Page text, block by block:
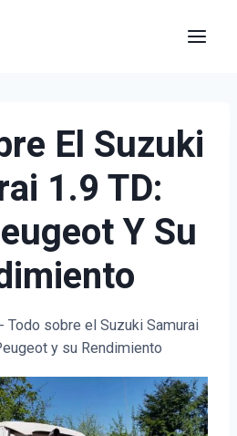
El Suzuki
1.9 TD:
Y Su
- Todo sobre el Suzuki Samurai
y su Rendimiento